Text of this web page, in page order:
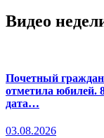
Видео
Почетный
отметила юбилей.
дата…
03.08.2026